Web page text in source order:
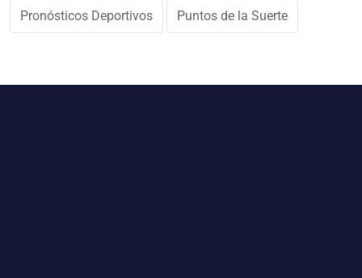
Pronósticos Deportivos Puntos de la Suerte